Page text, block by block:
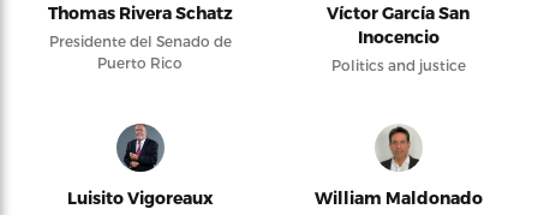
Thomas Rivera Schatz
Presidente del Senado de
Puerto Rico
Víctor García San
Inocencio
Politics and justice
Luisito Vigoreaux William Maldonado